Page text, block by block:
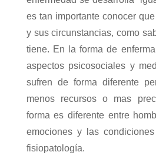
es tan importante conocer
y sus circunstancias, como
tiene. En la forma de
aspectos psicosociales y
sufren de forma diferente
menos recursos o mas
forma es diferente entre
emociones y las
fisiopatología.